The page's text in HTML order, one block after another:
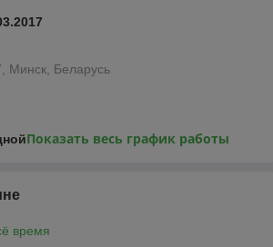
Минск, Беларусь
Показать весь график работы
время